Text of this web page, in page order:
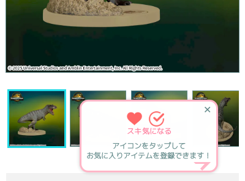
✕
スキ気になる
アイコンをタップして
お気に入りアイテムを登録できます！